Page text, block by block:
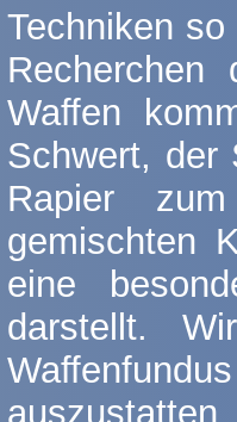
Techniken
Recherchen
Waffen
Schwert, der
Rapier
gemischten
eine
darstellt.
auszustatten.